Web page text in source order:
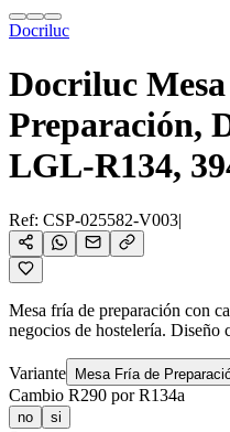
Docriluc
Docriluc
Preparación,
LGL-R134,
Ref: CSP-025582-V003|
Mesa fría de preparación con
negocios de hostelería. Diseño
Variante Mesa Fría de
Cambio R290 por R134a
no si